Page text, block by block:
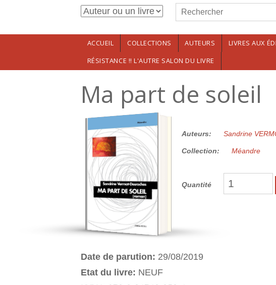
Aller au contenu principalFormulaire de
Rechercher
ACCUEIL COLLECTIONS AUTEURS LIVRES AUX
RÉSISTANCE !! L'AUTRE SALON DU LIVRE
Ma part de soleil
14.00€ Auteurs: Sandrine
Collection: Méandre
Quantité
Date de parution: 29/08/2019
Etat du livre: NEUF